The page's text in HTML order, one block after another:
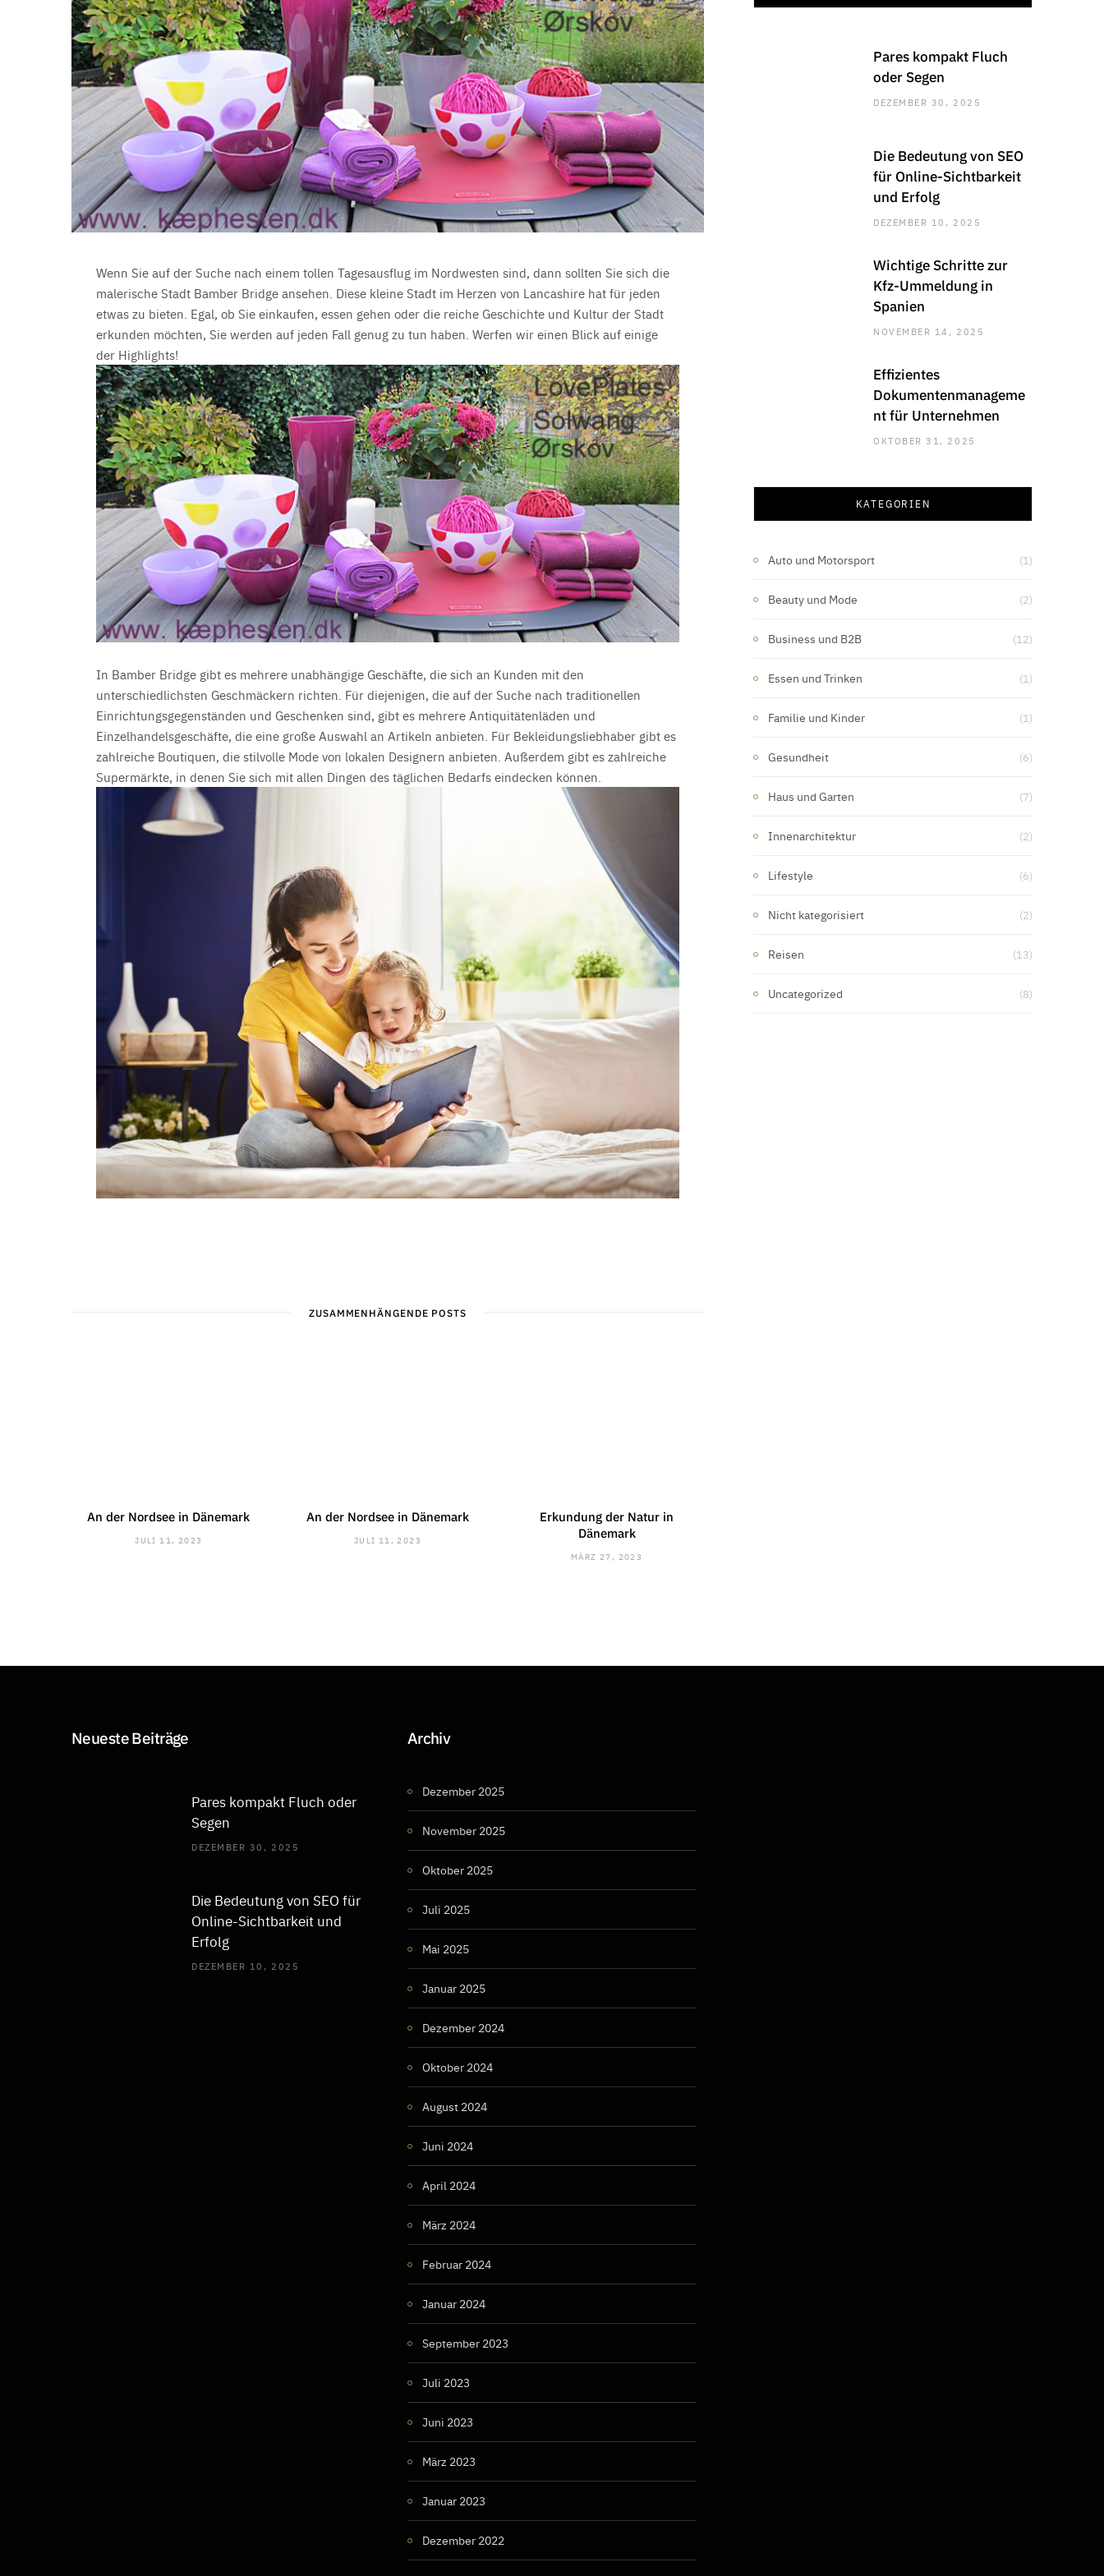
Wenn Sie auf der Suche nach einem tollen Tagesausflug im Nordwesten sind, dann sollten Sie sich die
malerische Stadt Bamber Bridge ansehen. Diese kleine Stadt im Herzen von Lancashire hat für jeden
etwas zu bieten. Egal, ob Sie einkaufen, essen gehen oder die reiche Geschichte und Kultur der Stadt
erkunden möchten, Sie werden auf jeden Fall genug zu tun haben. Werfen wir einen Blick auf einige
der Highlights!
In Bamber Bridge gibt es mehrere unabhängige Geschäfte, die sich an Kunden mit den
unterschiedlichsten Geschmäckern richten. Für diejenigen, die auf der Suche nach traditionellen
Einrichtungsgegenständen und Geschenken sind, gibt es mehrere Antiquitätenläden und
Einzelhandelsgeschäfte, die eine große Auswahl an Artikeln anbieten. Für Bekleidungsliebhaber gibt es
zahlreiche Boutiquen, die stilvolle Mode von lokalen Designern anbieten. Außerdem gibt es zahlreiche
Supermärkte, in denen Sie sich mit allen Dingen des täglichen Bedarfs eindecken können.
ZUSAMMENHÄNGENDE POSTS
An der Nordsee in Dänemark
JULI 11, 2023
An der Nordsee in Dänemark
JULI 11, 2023
Erkundung der Natur in
Dänemark
MÄRZ 27, 2023
Pares kompakt Fluch
oder Segen
DEZEMBER 30, 2025
Die Bedeutung von SEO
für Online-Sichtbarkeit
und Erfolg
DEZEMBER 10, 2025
Wichtige Schritte zur
Kfz-Ummeldung in
Spanien
NOVEMBER 14, 2025
Effizientes
Dokumentenmanageme
nt für Unternehmen
OKTOBER 31, 2025
KATEGORIEN
Auto und Motorsport (1)
Beauty und Mode (2)
Business und B2B (12)
Essen und Trinken (1)
Familie und Kinder (1)
Gesundheit (6)
Haus und Garten (7)
Innenarchitektur (2)
Lifestyle (6)
Nicht kategorisiert (2)
Reisen (13)
Uncategorized (8)
Neueste Beiträge
Pares kompakt Fluch oder
Segen
DEZEMBER 30, 2025
Die Bedeutung von SEO für
Online-Sichtbarkeit und
Erfolg
DEZEMBER 10, 2025
Archiv
Dezember 2025
November 2025
Oktober 2025
Juli 2025
Mai 2025
Januar 2025
Dezember 2024
Oktober 2024
August 2024
Juni 2024
April 2024
März 2024
Februar 2024
Januar 2024
September 2023
Juli 2023
Juni 2023
März 2023
Januar 2023
Dezember 2022